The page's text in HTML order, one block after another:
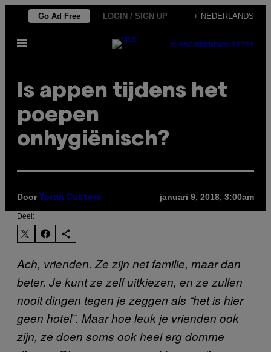
de
Go Ad Free LOGIN / SIGN UP + NEDERLANDS
Open
SUBSCRIBENEWSLETTER
Is appen tijdens het
poepen
onhygiënisch?
Door Yoran Custers januari 9, 2018, 3:00am
Deel:
Ach, vrienden. Ze zijn net familie, maar dan
beter. Je kunt ze zelf uitkiezen, en ze zullen
nooit dingen tegen je zeggen als “het is hier
geen hotel”. Maar hoe leuk je vrienden ook
zijn, ze doen soms ook heel erg domme